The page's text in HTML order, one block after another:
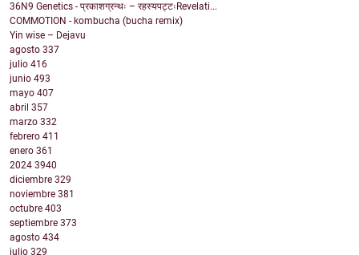
36N9 Genetics - प्रकाशग्रन्थः – रहस्यपट्टःRevelati...
COMMOTION - kombucha (bucha remix)
Yin wise – Dejavu
agosto 337
julio 416
junio 493
mayo 407
abril 357
marzo 332
febrero 411
enero 361
2024 3940
diciembre 329
noviembre 381
octubre 403
septiembre 373
agosto 434
julio 329